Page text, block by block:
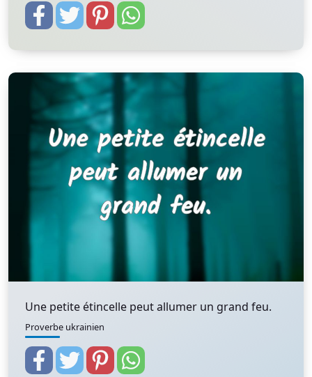
Une petite étincelle peut allumer un grand feu.
Proverbe ukrainien